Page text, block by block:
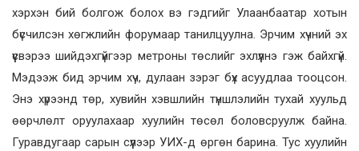
хэрхэн бий болгож болох вэ гэдгийг Улаанбаатар хотын
бүсчилсэн хөгжлийн форумаар танилцуулна. Эрчим хүчний эх
үүсвэрээ шийдэхгүйгээр метроны төслийг эхлүүлнэ гэж байхгүй.
Мэдээж бид эрчим хүч, дулаан зэрэг бүх асуудлаа тооцсон.
Энэ хүрээнд төр, хувийн хэвшлийн түншлэлийн тухай хуульд
өөрчлөлт оруулахаар хуулийн төсөл боловсруулж байна.
Гуравдугаар сарын сүүлээр УИХ-д өргөн барина. Тус хуулийн